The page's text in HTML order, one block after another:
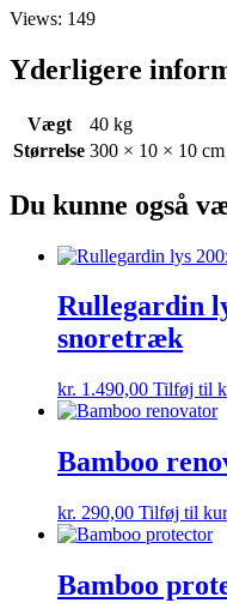
Views: 149
Yderligere
Vægt
40 kg
Størrelse 300 × 10 × 10 cm
Du kunne også
Rullegardin
snoretræk
kr. 1.490,00 Tilføj til
Bamboo
kr. 290,00 Tilføj til
Bamboo